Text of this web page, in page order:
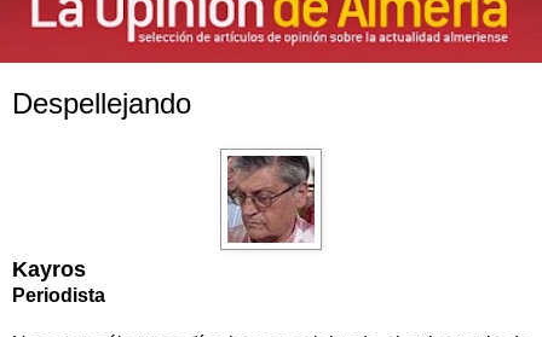
Despellejando
Kayros
Periodista